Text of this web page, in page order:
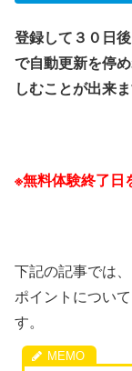
登録して３０日
で自動更新を停
しむことが出来ま
※無料体験終了日
下記の記事では
ポイントについ
す。